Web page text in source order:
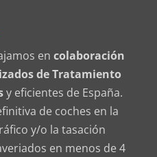
en colaboración
de Tratamiento
y eficientes de España.
de coches en la
y/o la tasación
en menos de 4